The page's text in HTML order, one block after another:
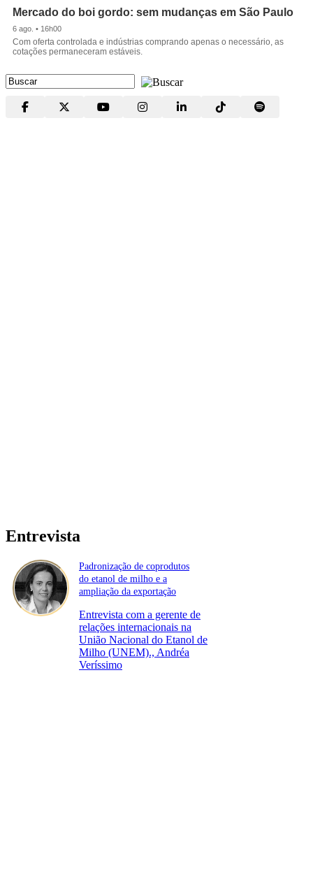
Mercado do boi gordo: sem mudanças em São Paulo
6 ago. • 16h00
Com oferta controlada e indústrias comprando apenas o necessário, as
cotações permaneceram estáveis.
Entrevista
Padronização de coprodutos
do etanol de milho e a
ampliação da exportação
Entrevista com a gerente de
relações internacionais na
União Nacional do Etanol de
Milho (UNEM)., Andréa
Veríssimo